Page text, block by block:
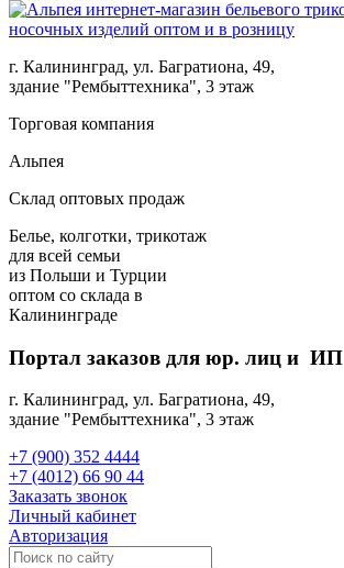
г. Калининград, ул. Багратиона, 49,
здание "Рембыттехника", 3 этаж
Торговая компания
Альпея
Склад оптовых продаж
Белье, колготки, трикотаж
для всей семьи
из Польши и Турции
оптом со склада в
Калининграде
Портал заказов для юр. лиц и ИП
г. Калининград, ул. Багратиона, 49,
здание "Рембыттехника", 3 этаж
+7 (900) 352 4444
+7 (4012) 66 90 44
Заказать звонок
Личный кабинет
Авторизация